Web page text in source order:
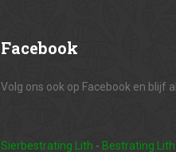
Facebook
Volg ons ook op Facebook en blijf
Sierbestrating Lith - Bestrating Lith